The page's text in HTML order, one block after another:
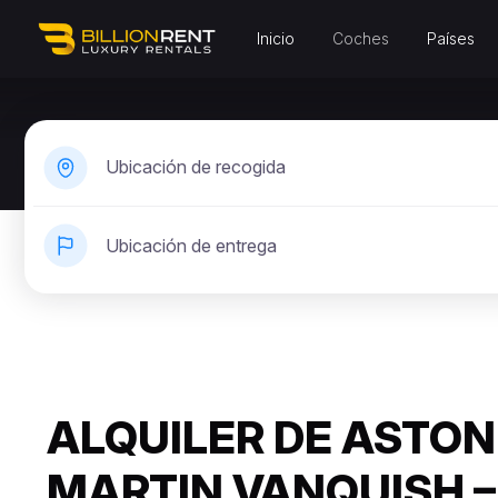
Inicio Coches Países
Ubicación de recogida
Ubicación de entrega
ALQUILER DE ASTON